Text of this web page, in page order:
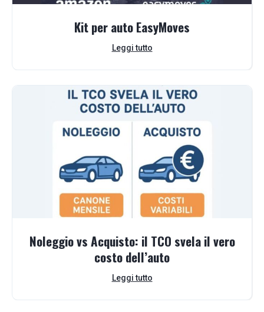
Kit per auto EasyMoves
Leggi tutto
Noleggio vs Acquisto: il TCO svela il vero
costo dell’auto
Leggi tutto